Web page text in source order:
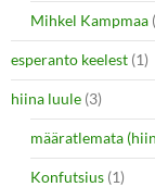
Mihkel Kampmaa
esperanto keelest (1)
hiina luule (3)
määratlemata
Konfutsius (1)